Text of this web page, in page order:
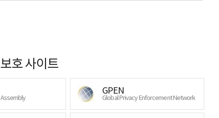
호 사이트
GPEN
Global Privacy Enforcement Network